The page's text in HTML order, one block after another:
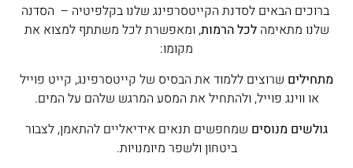
ברוכים הבאים לסדנת הקייטסרפינג שלנו בקלפיטיה – הסדנה
שלנו מתאימהלכל הרמות, ומאפשרת לכל משתתף למצוא את
מקומו:
מתחילים שרוצים ללמוד את הבסיס של קייטסרפינג, קייט פוייל
או ווינג פוייל, ולהתחיל את המסע המרגש שלהם על המים.
גולשים מנוסים שמחפשים תנאים אידיאליים להתאמן, לצבור
ביטחון ולשפר מיומנויות.